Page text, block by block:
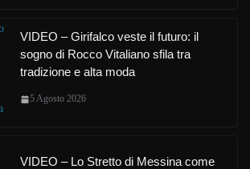
VIDEO – Girifalco veste il futuro: il
sogno di Rocco Vitaliano sfila tra
tradizione e alta moda
5 Agosto 2026
VIDEO – Lo Stretto di Messina come